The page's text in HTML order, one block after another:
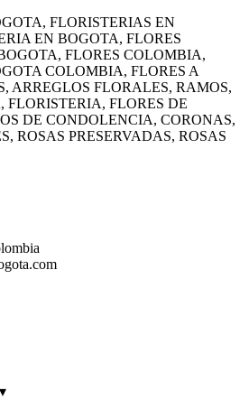
FLORISTERIAS EN
EN BOGOTA, FLORES
FLORES COLOMBIA,
COLOMBIA, FLORES A
ARREGLOS FLORALES, RAMOS,
FLORISTERIA, FLORES DE
DE CONDOLENCIA, CORONAS,
ROSAS PRESERVADAS, ROSAS
▾